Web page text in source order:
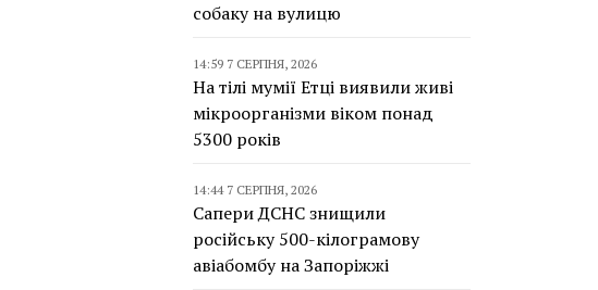
собаку на вулицю
14:59 7 СЕРПНЯ, 2026
На тілі мумії Етці виявили живі
мікроорганізми віком понад
5300 років
14:44 7 СЕРПНЯ, 2026
Сапери ДСНС знищили
російську 500-кілограмову
авіабомбу на Запоріжжі